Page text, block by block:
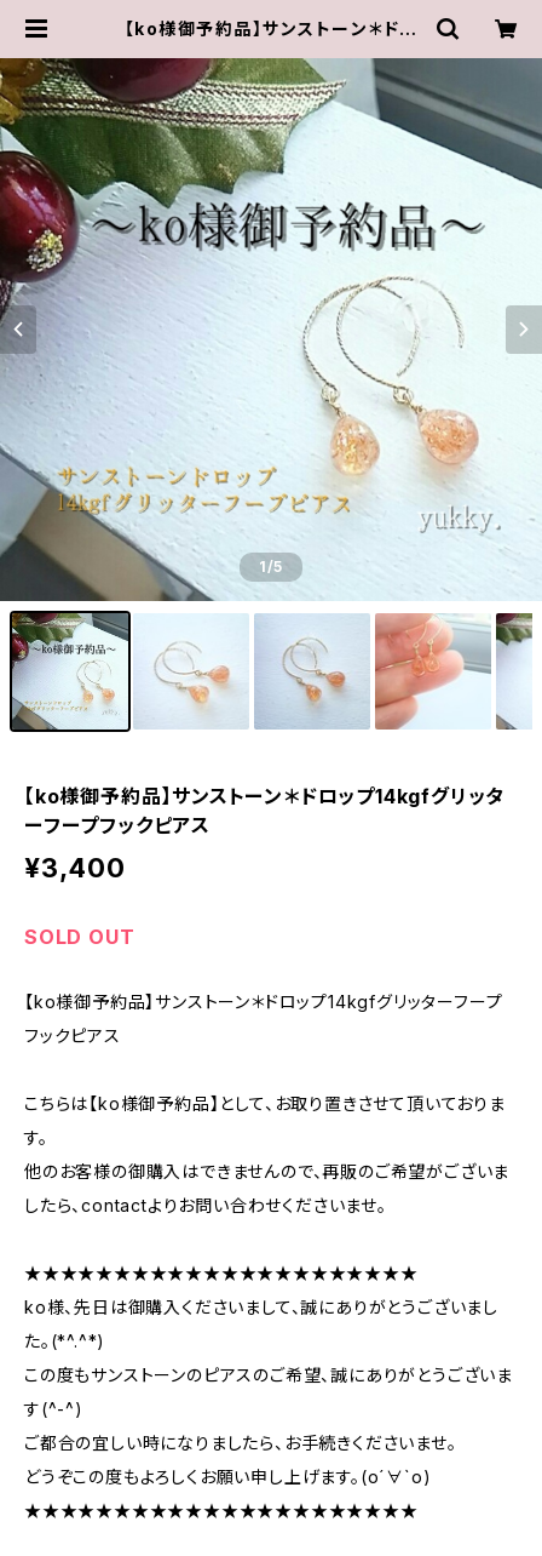
【ko様御予約品】サンストーン＊ドロ
アス | ゆきんこしょっぷ（yukky.）アク
セサリーショップ
1/5
【ko様御予約品】サンストーン＊ドロップ14kgfグリッタ
ーフープフックピアス
¥3,400
SOLD OUT
【ko様御予約品】サンストーン＊ドロップ14kgfグリッターフープ
フックピアス
こちらは【ko様御予約品】として、お取り置きさせて頂いておりま
す。
他のお客様の御購入はできませんので、再販のご希望がございま
したら、contactよりお問い合わせくださいませ。
★★★★★★★★★★★★★★★★★★★★★★
ko様、先日は御購入くださいまして、誠にありがとうございまし
た。(*^.^*)
この度もサンストーンのピアスのご希望、誠にありがとうございま
す(^-^)
ご都合の宜しい時になりましたら、お手続きくださいませ。
どうぞこの度もよろしくお願い申し上げます。(о´∀`о)
★★★★★★★★★★★★★★★★★★★★★★